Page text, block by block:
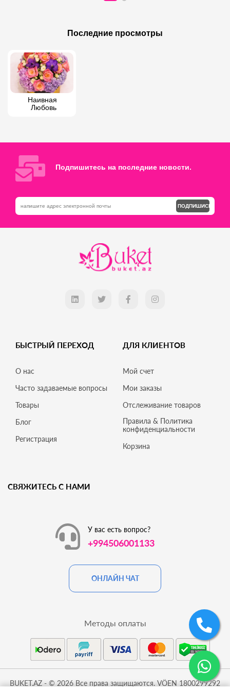
Букет желтых тюльпанов
Последние просмотры
Наивная
Любовь
Подпишитесь на последние новости.
ПОДПИШИСЬ
БЫСТРЫЙ ПЕРЕХОД
О нас
Часто задаваемые вопросы
Товары
Блог
Регистрация
ДЛЯ КЛИЕНТОВ
Мой счет
Мои заказы
Отслеживание товаров
Правила & Политика
конфиденциальности
Корзина
СВЯЖИТЕСЬ С НАМИ
У вас есть вопрос?
+994506001133
ОНЛАЙН ЧАТ
BUKET.AZ - © 2026 Все права защищаются. VÖEN 1800299292
Методы оплаты